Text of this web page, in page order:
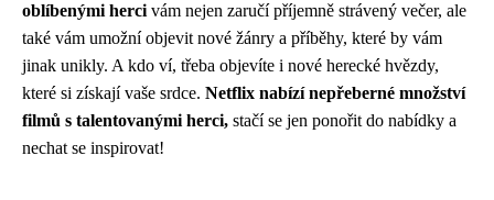
oblíbenými herci vám nejen zaručí příjemně strávený večer, ale
také vám umožní objevit nové žánry a příběhy, které by vám
jinak unikly. A kdo ví, třeba objevíte i nové herecké hvězdy,
které si získají vaše srdce. Netflix nabízí nepřeberné množství
filmů s talentovanými herci, stačí se jen ponořit do nabídky a
nechat se inspirovat!